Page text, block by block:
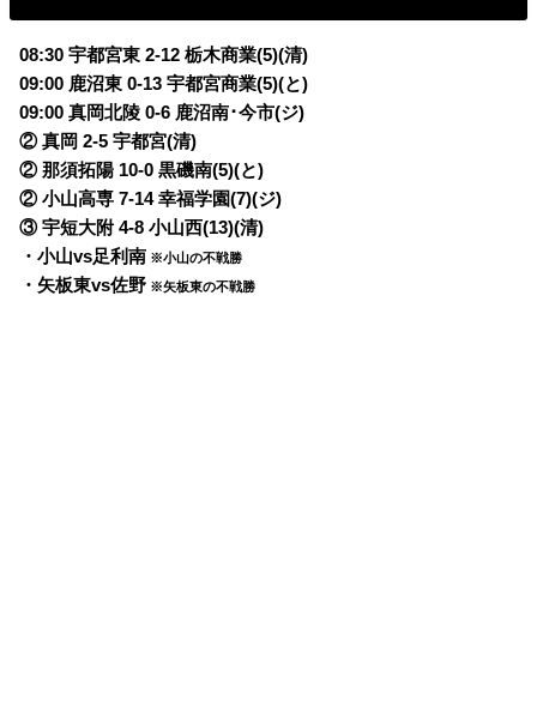
08:30 宇都宮東 2-12 栃木商業(5)(清)
09:00 鹿沼東 0-13 宇都宮商業(5)(と)
09:00 真岡北陵 0-6 鹿沼南･今市(ジ)
② 真岡 2-5 宇都宮(清)
② 那須拓陽 10-0 黒磯南(5)(と)
② 小山高専 7-14 幸福学園(7)(ジ)
③ 宇短大附 4-8 小山西(13)(清)
・小山vs足利南 ※小山の不戦勝
・矢板東vs佐野 ※矢板東の不戦勝